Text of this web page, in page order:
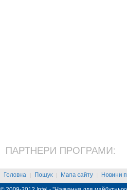
ПАРТНЕРИ ПРОГРАМИ:
Головна | Пошук | Мапа сайту | Новини